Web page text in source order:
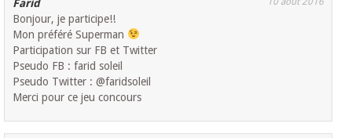
Farid
Bonjour, je participe!!
Mon préféré Superman
Participation sur FB et Twitter
Pseudo FB : farid soleil
Pseudo Twitter : @faridsoleil
Merci pour ce jeu concours